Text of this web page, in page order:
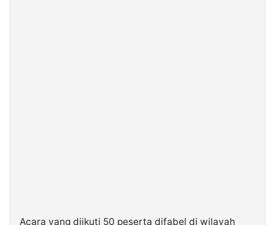
Acara yang diikuti 50 peserta difabel di wilayah